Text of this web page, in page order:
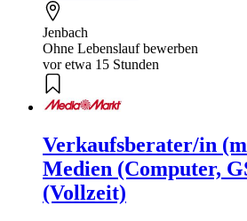
Jenbach
Ohne Lebenslauf bewerben
vor etwa 15 Stunden
Verkaufsberater/in
Medien (Computer,
(Vollzeit)